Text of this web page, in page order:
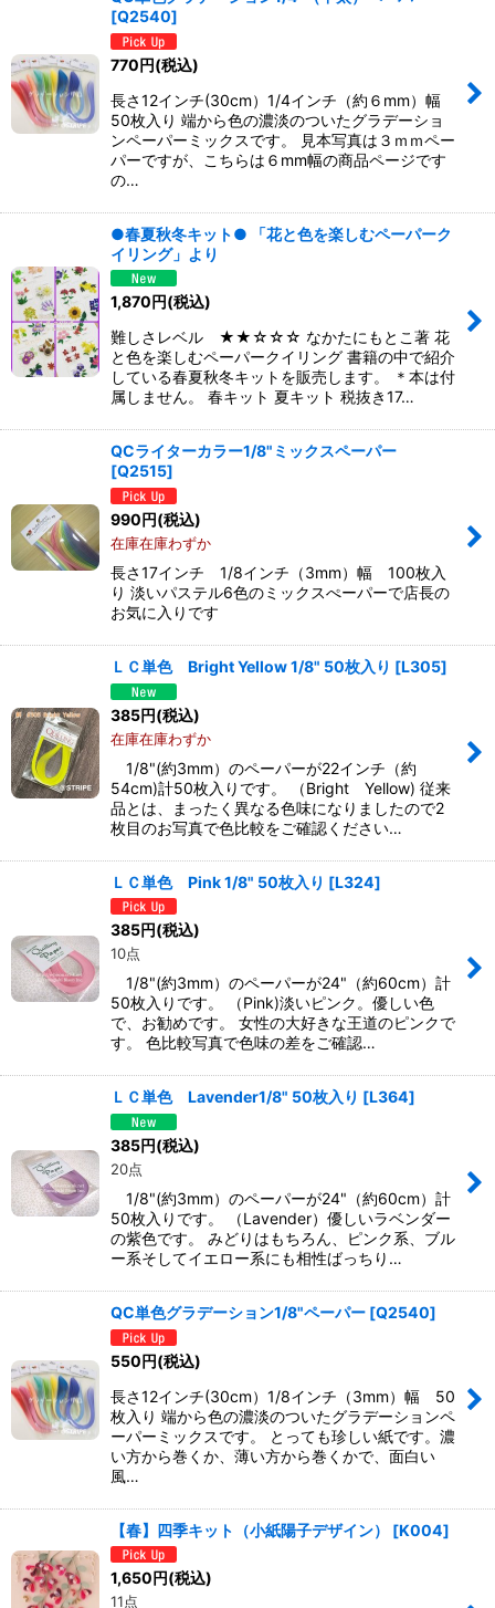
[Q2540]
770円(税込)
長さ12インチ(30cm）1/4インチ（約６mm）幅
50枚入り 端から色の濃淡のついたグラデーショ
ンペーパーミックスです。 見本写真は３ｍｍペー
パーですが、こちらは６mm幅の商品ページです
の…
●春夏秋冬キット● 「花と色を楽しむペーパーク
イリング」より
1,870円(税込)
難しさレベル ★★☆☆☆ なかたにもとこ著 花
と色を楽しむペーパークイリング 書籍の中で紹介
している春夏秋冬キットを販売します。 ＊本は付
属しません。 春キット 夏キット 税抜き17…
QCライターカラー1/8"ミックスペーパー
[Q2515]
990円(税込)
在庫在庫わずか
長さ17インチ 1/8インチ（3mm）幅 100枚入
り 淡いパステル6色のミックスぺーパーで店長の
お気に入りです
ＬＣ単色 Bright Yellow 1/8" 50枚入り [L305]
385円(税込)
在庫在庫わずか
1/8"(約3mm）のペーパーが22インチ（約
54cm)計50枚入りです。 （Bright Yellow) 従来
品とは、まったく異なる色味になりましたので2
枚目のお写真で色比較をご確認ください…
ＬＣ単色 Pink 1/8" 50枚入り [L324]
385円(税込)
10点
1/8"(約3mm）のペーパーが24"（約60cm）計
50枚入りです。 （Pink)淡いピンク。優しい色
で、お勧めです。 女性の大好きな王道のピンクで
す。 色比較写真で色味の差をご確認…
ＬＣ単色 Lavender1/8" 50枚入り [L364]
385円(税込)
20点
1/8"(約3mm）のペーパーが24"（約60cm）計
50枚入りです。 （Lavender）優しいラベンダー
の紫色です。 みどりはもちろん、ピンク系、ブル
ー系そしてイエロー系にも相性ばっちり…
QC単色グラデーション1/8"ペーパー [Q2540]
550円(税込)
長さ12インチ(30cm）1/8インチ（3mm）幅 50
枚入り 端から色の濃淡のついたグラデーションペ
ーパーミックスです。 とっても珍しい紙です。濃
い方から巻くか、薄い方から巻くかで、面白い
風…
【春】四季キット（小紙陽子デザイン） [K004]
1,650円(税込)
11点